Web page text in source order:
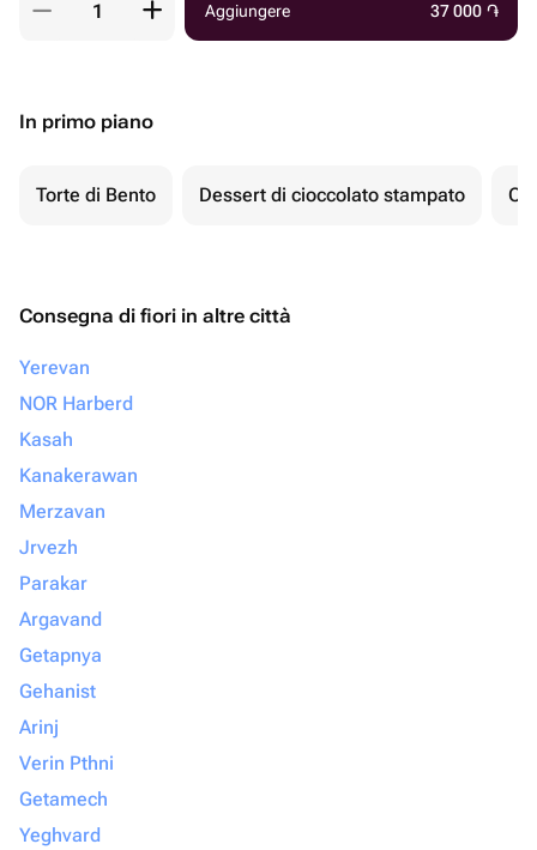
Aggiungere 37 000 ֏
In primo piano
Torte di Bento Dessert di cioccolato stampato
Consegna di fiori in altre città
Yerevan
NOR Harberd
Kasah
Kanakerawan
Merzavan
Jrvezh
Parakar
Argavand
Getapnya
Gehanist
Arinj
Verin Pthni
Getamech
Yeghvard